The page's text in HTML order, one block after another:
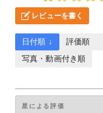
レビューを書く
日付順 ↓ 評価順
写真・動画付き順